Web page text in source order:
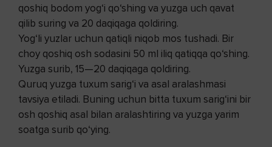
qoshiq bodom yog‘i qo‘shing va yuzga uch qavat
qilib suring va 20 daqiqaga qoldiring.
Yog‘li yuzlar uchun qatiqli niqob mos tushadi. Bir
choy qoshiq osh sodasini 50 ml iliq qatiqqa qo‘shing.
Yuzga surib, 15—20 daqiqaga qoldiring.
Quruq yuzga tuxum sarig‘i va asal aralashmasi
tavsiya etiladi. Buning uchun bitta tuxum sarig‘ini bir
osh qoshiq asal bilan aralashtiring va yuzga yarim
soatga surib qo‘ying.